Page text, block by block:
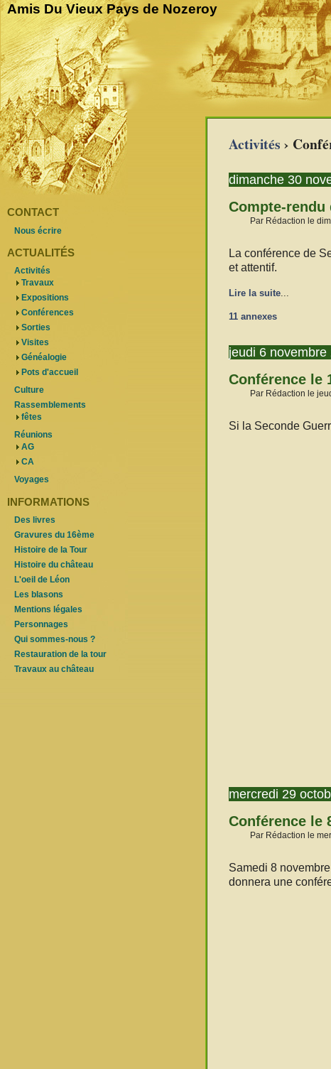
Amis Du Vieux Pays de Nozeroy
Activités ›
dimanche 30
Compte-rendu
Par Rédaction le
La conférence de
et attentif.
Lire la suite...
11 annexes
jeudi 6 novembre
Conférence le
Par Rédaction le
Si la Seconde
mercredi 29
Conférence le
Par Rédaction le
Samedi 8
donnera une
CONTACT
Nous écrire
ACTUALITÉS
Activités
Travaux
Expositions
Conférences
Sorties
Visites
Généalogie
Pots d'accueil
Culture
Rassemblements
fêtes
Réunions
AG
CA
Voyages
INFORMATIONS
Des livres
Gravures du 16ème
Histoire de la Tour
Histoire du château
L'oeil de Léon
Les blasons
Mentions légales
Personnages
Qui sommes-nous ?
Restauration de la tour
Travaux au château